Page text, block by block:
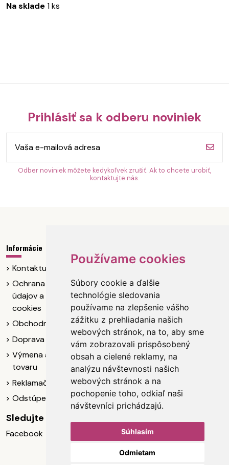
Používame cookies
Súbory cookie a ďalšie
technológie sledovania
používame na zlepšenie vášho
zážitku z prehliadania našich
webových stránok, na to, aby sme
vám zobrazovali prispôsobený
obsah a cielené reklamy, na
analýzu návštevnosti našich
webových stránok a na
pochopenie toho, odkiaľ naši
návštevníci prichádzajú.
Súhlasím
Odmietam
Na sklade1 ks
Prihlásiť sa k odberu noviniek
Odber noviniek môžete kedykoľvek zrušiť. Ak to chcete urobiť,
kontaktujte nás.
Informácie
Kontaktujte nás
Ochrana osobných
údajov a poučenie
cookies
Obchodné podmienky
Doprava
Výmena a vrátenie
tovaru
Reklamačný poriadok
Odstúpenie od zmluvy
IČO: 55 237 088
DIČ: 2121907722
Letná ulica 342/16
049 11 Plešivec
+421904073102
info@nelita.sk
Sledujte nás
Facebook